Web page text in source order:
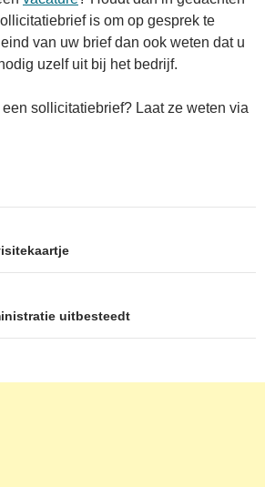
is om op gesprek te
van uw brief dan ook weten dat u
uzelf uit bij het bedrijf.
sollicitatiebrief? Laat ze weten via
uitbesteedt